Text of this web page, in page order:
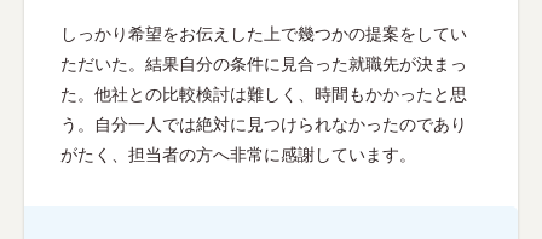
しっかり希望をお伝えした上で幾つかの提案をしてい
ただいた。結果自分の条件に見合った就職先が決まっ
た。他社との比較検討は難しく、時間もかかったと思
う。自分一人では絶対に見つけられなかったのであり
がたく、担当者の方へ非常に感謝しています。